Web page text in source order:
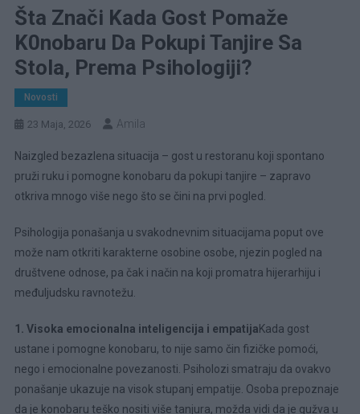
Šta Znači Kada Gost Pomaže
K0nobaru Da Pokupi Tanjire Sa
Stola, Prema Psihologiji?
Novosti
23 Maja, 2026 Amila
Naizgled bezazlena situacija – gost u restoranu koji spontano
pruži ruku i pomogne konobaru da pokupi tanjire – zapravo
otkriva mnogo više nego što se čini na prvi pogled.
Psihologija ponašanja u svakodnevnim situacijama poput ove
može nam otkriti karakterne osobine osobe, njezin pogled na
društvene odnose, pa čak i način na koji promatra hijerarhiju i
međuljudsku ravnotežu.
1. Visoka emocionalna inteligencija i empatijaKada gost
ustane i pomogne konobaru, to nije samo čin fizičke pomoći,
nego i emocionalne povezanosti. Psiholozi smatraju da ovakvo
ponašanje ukazuje na visok stupanj empatije. Osoba prepoznaje
da je konobaru teško nositi više tanjura, možda vidi da je gužva u